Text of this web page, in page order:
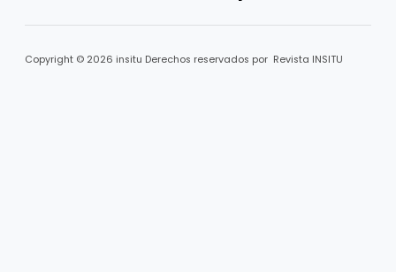
Copyright © 2026 insitu Derechos reservados por Revista INSITU